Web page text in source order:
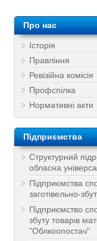
Про нас
Історія
Правління
Ревізійна комісія
Профспілка
Нормативні акти
Підприємства
Структурний
обласна
Підприємства
заготівельно-
Підприємство
збуту товарів
"Облкоопостач"